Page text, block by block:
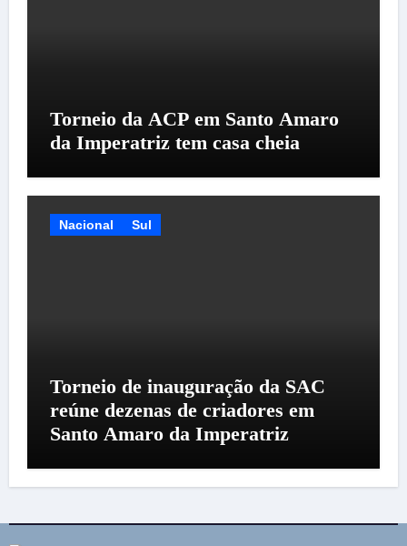
Torneio da ACP em Santo Amaro
da Imperatriz tem casa cheia
Nacional Sul
Torneio de inauguração da SAC
reúne dezenas de criadores em
Santo Amaro da Imperatriz